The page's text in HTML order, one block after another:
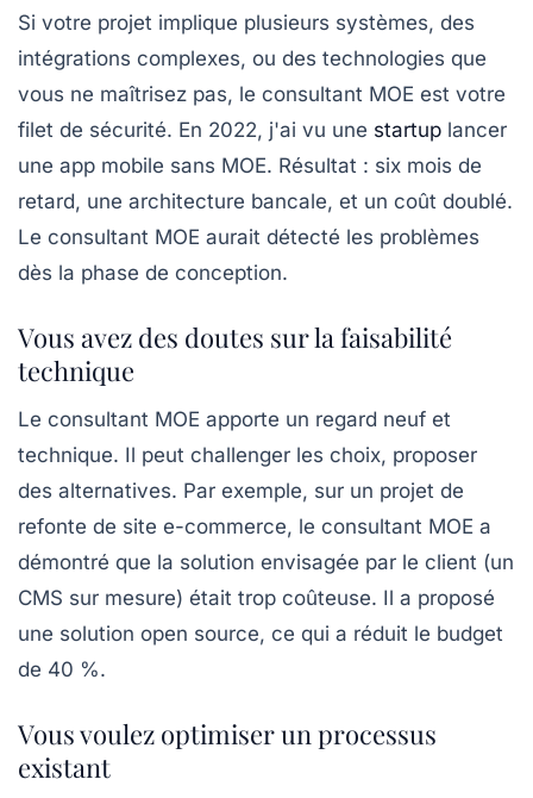
Si votre projet implique plusieurs systèmes, des
intégrations complexes, ou des technologies que
vous ne maîtrisez pas, le consultant MOE est votre
filet de sécurité. En 2022, j'ai vu une startup lancer
une app mobile sans MOE. Résultat : six mois de
retard, une architecture bancale, et un coût doublé.
Le consultant MOE aurait détecté les problèmes
dès la phase de conception.
Vous avez des doutes sur la faisabilité
technique
Le consultant MOE apporte un regard neuf et
technique. Il peut challenger les choix, proposer
des alternatives. Par exemple, sur un projet de
refonte de site e-commerce, le consultant MOE a
démontré que la solution envisagée par le client (un
CMS sur mesure) était trop coûteuse. Il a proposé
une solution open source, ce qui a réduit le budget
de 40 %.
Vous voulez optimiser un processus
existant